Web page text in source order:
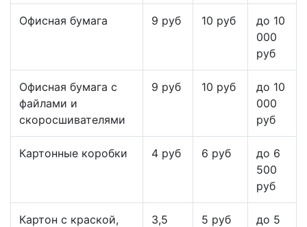
Офисная бумага 9 руб 10 руб
до 10
000
руб
Офисная бумага с
файлами и
скоросшивателями
9 руб 10 руб
до 10
000
руб
Картонные коробки 4 руб 6 руб
до 6
500
руб
Картон с краской,
3,5
5 руб
до 5